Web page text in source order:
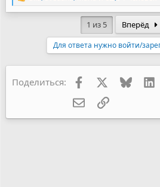
е
:
1 из 5 Вперёд
Для ответа нужно войти/
Поделиться: Facebook Bluesky
Электронная
Ссылка